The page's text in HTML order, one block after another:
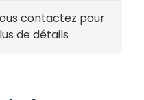
contactez pour
de détails